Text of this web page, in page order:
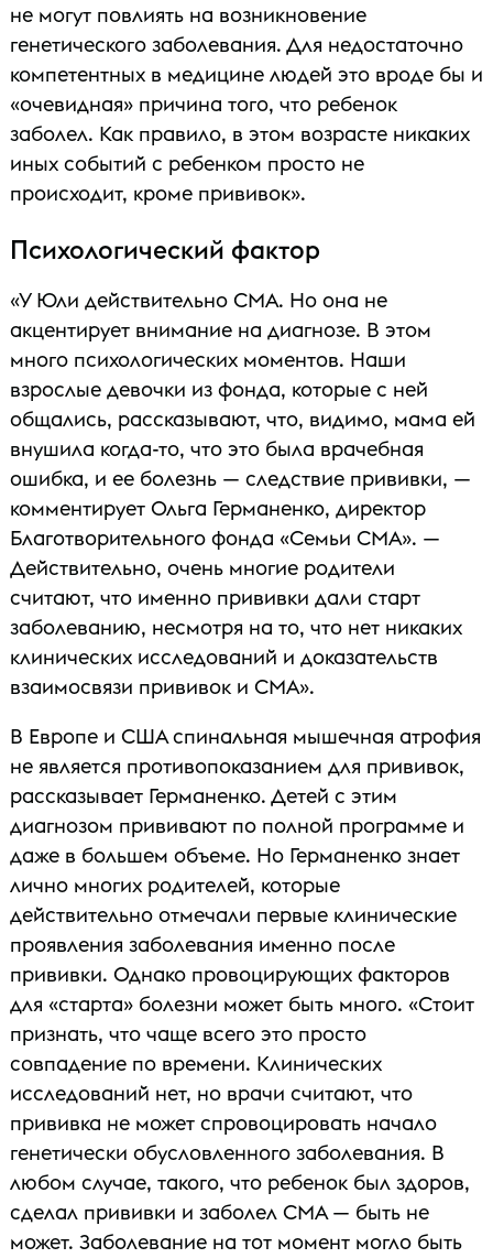
не могут повлиять на возникновение
генетического заболевания. Для недостаточно
компетентных в медицине людей это вроде бы и
«очевидная» причина того, что ребенок
заболел. Как правило, в этом возрасте никаких
иных событий с ребенком просто не
происходит, кроме прививок».
Психологический фактор
«У Юли действительно СМА. Но она не
акцентирует внимание на диагнозе. В этом
много психологических моментов. Наши
взрослые девочки из фонда, которые с ней
общались, рассказывают, что, видимо, мама ей
внушила когда-то, что это была врачебная
ошибка, и ее болезнь — следствие прививки, —
комментирует Ольга Германенко, директор
Благотворительного фонда «Семьи СМА». —
Действительно, очень многие родители
считают, что именно прививки дали старт
заболеванию, несмотря на то, что нет никаких
клинических исследований и доказательств
взаимосвязи прививок и СМА».
В Европе и США спинальная мышечная атрофия
не является противопоказанием для прививок,
рассказывает Германенко. Детей с этим
диагнозом прививают по полной программе и
даже в большем объеме. Но Германенко знает
лично многих родителей, которые
действительно отмечали первые клинические
проявления заболевания именно после
прививки. Однако провоцирующих факторов
для «старта» болезни может быть много. «Стоит
признать, что чаще всего это просто
совпадение по времени. Клинических
исследований нет, но врачи считают, что
прививка не может спровоцировать начало
генетически обусловленного заболевания. В
любом случае, такого, что ребенок был здоров,
сделал прививки и заболел СМА — быть не
может. Заболевание на тот момент могло быть